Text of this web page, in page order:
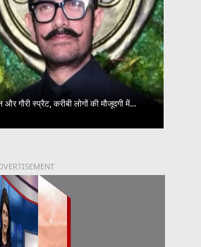
गौरी स्प्रैट, करीबी लोगों की मौजूदगी में...